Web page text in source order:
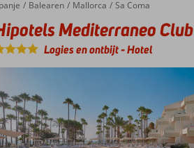
Home Balearen Mallorca Sa Coma
Hipotels Mediterraneo Club
Mediterraneo Club
Logies en ontbijt-Hotel